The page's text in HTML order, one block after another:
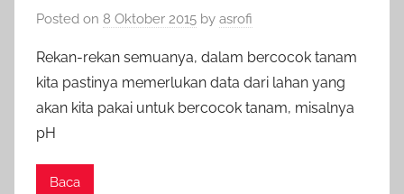
Posted on 8 Oktober 2015 by asrofi
Rekan-rekan semuanya, dalam bercocok tanam
kita pastinya memerlukan data dari lahan yang
akan kita pakai untuk bercocok tanam, misalnya
pH
Baca